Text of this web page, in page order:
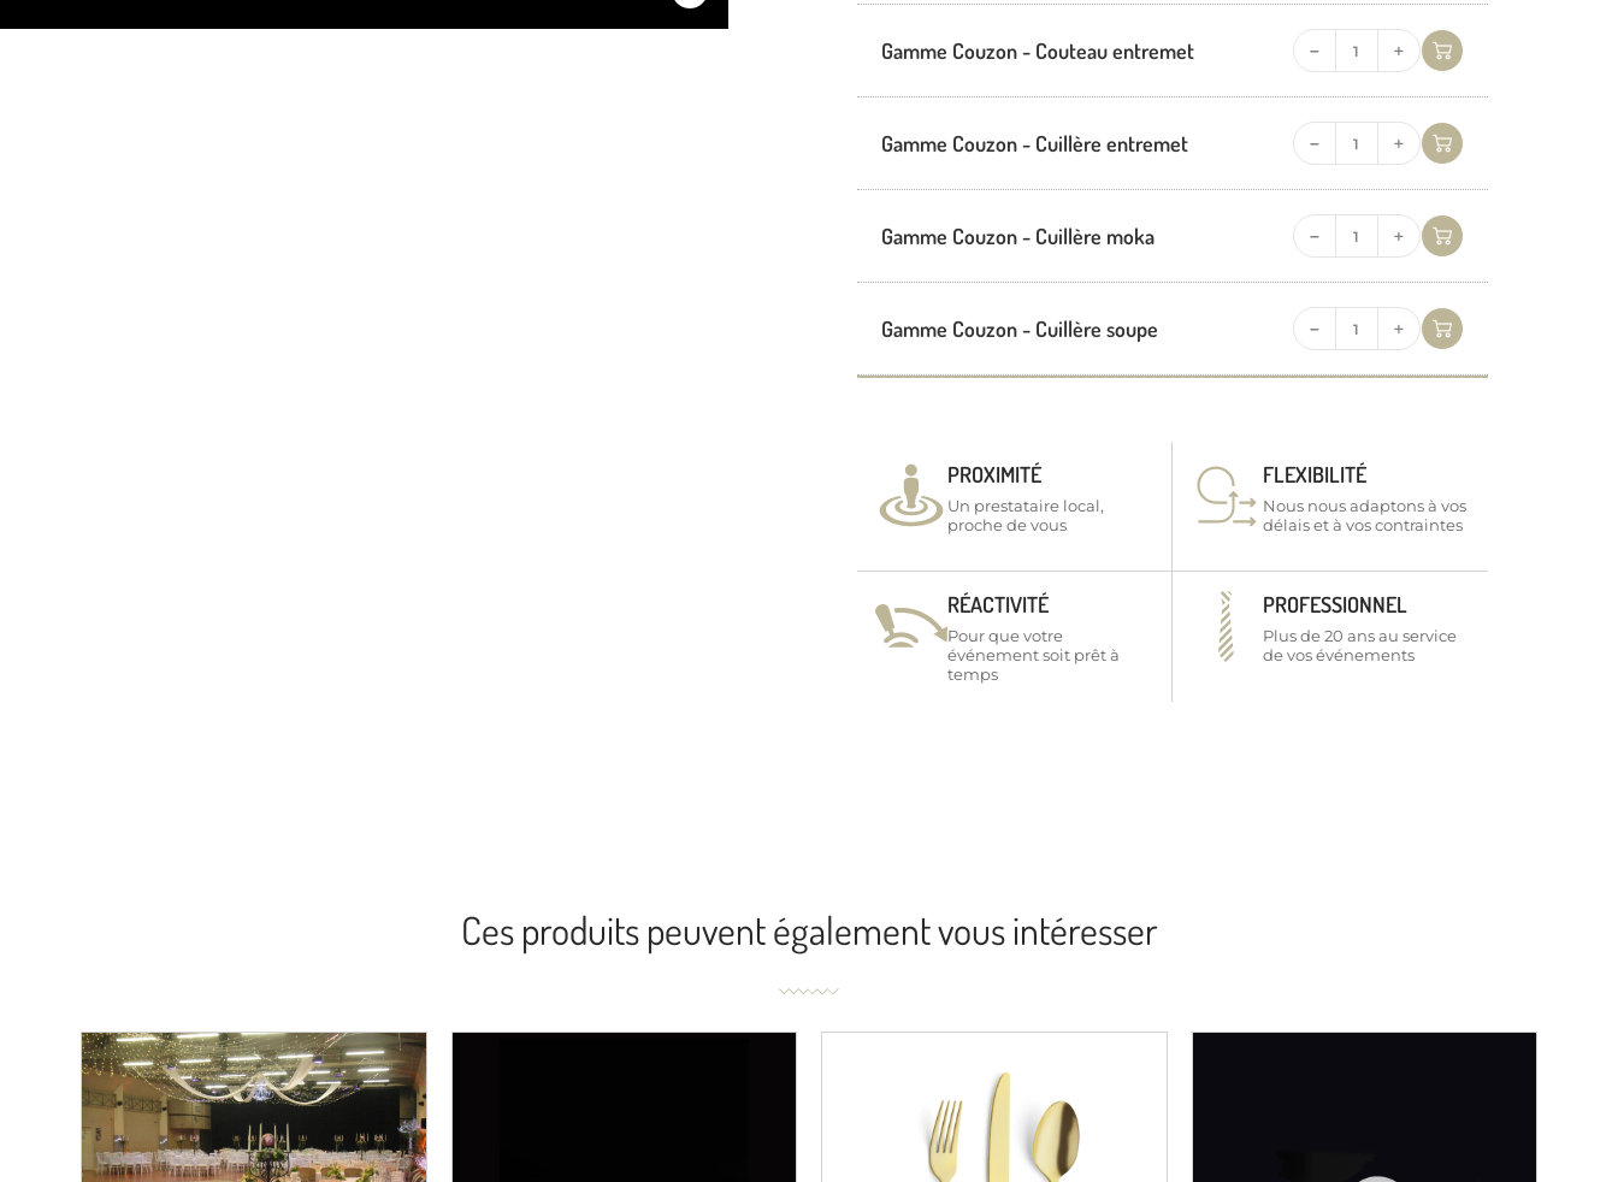
Gamme Couzon - Couteau entremet
Gamme Couzon - Cuillère entremet
Gamme Couzon - Cuillère moka
Gamme Couzon - Cuillère soupe
PROXIMITÉ
Un prestataire local,
proche de vous
FLEXIBILITÉ
Nous nous adaptons à vos
délais et à vos contraintes
RÉACTIVITÉ
Pour que votre
événement soit prêt à
temps
PROFESSIONNEL
Plus de 20 ans au service
de vos événements
Ces produits peuvent également vous intéresser